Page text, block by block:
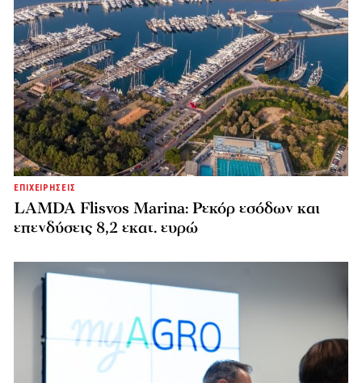
ΕΠΙΧΕΙΡΗΣΕΙΣ
LAMDA Flisvos Marina: Ρεκόρ εσόδων και
επενδύσεις 8,2 εκατ. ευρώ